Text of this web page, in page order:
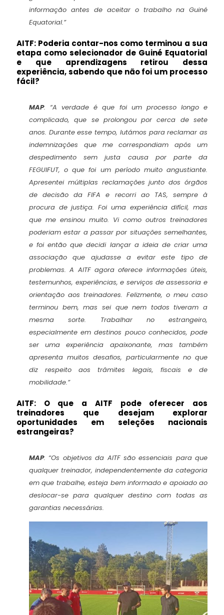
informação antes de aceitar o trabalho na Guiné
Equatorial.”
AITF: Poderia contar-nos como terminou a sua
etapa como selecionador de Guiné Equatorial
e que aprendizagens retirou dessa
experiência, sabendo que não foi um processo
fácil?
MAP:“A verdade é que foi um processo longo e
complicado, que se prolongou por cerca de sete
anos. Durante esse tempo, lutámos para reclamar as
indemnizações que me correspondiam após um
despedimento sem justa causa por parte da
FEGUIFUT, o que foi um período muito angustiante.
Apresentei múltiplas reclamações junto dos órgãos
de decisão da FIFA e recorri ao TAS, sempre à
procura de justiça. Foi uma experiência difícil, mas
que me ensinou muito. Vi como outros treinadores
poderiam estar a passar por situações semelhantes,
e foi então que decidi lançar a ideia de criar uma
associação que ajudasse a evitar este tipo de
problemas. A AITF agora oferece informações úteis,
testemunhos, experiências, e serviços de assessoria e
orientação aos treinadores. Felizmente, o meu caso
terminou bem, mas sei que nem todos tiveram a
mesma sorte. Trabalhar no estrangeiro,
especialmente em destinos pouco conhecidos, pode
ser uma experiência apaixonante, mas também
apresenta muitos desafios, particularmente no que
diz respeito aos trâmites legais, fiscais e de
mobilidade.”
AITF: O que a AITF pode oferecer aos
treinadores que desejam explorar
oportunidades em seleções nacionais
estrangeiras?
MAP:“Os objetivos da AITF são essenciais para que
qualquer treinador, independentemente da categoria
em que trabalhe, esteja bem informado e apoiado ao
deslocar-se para qualquer destino com todas as
garantias necessárias.